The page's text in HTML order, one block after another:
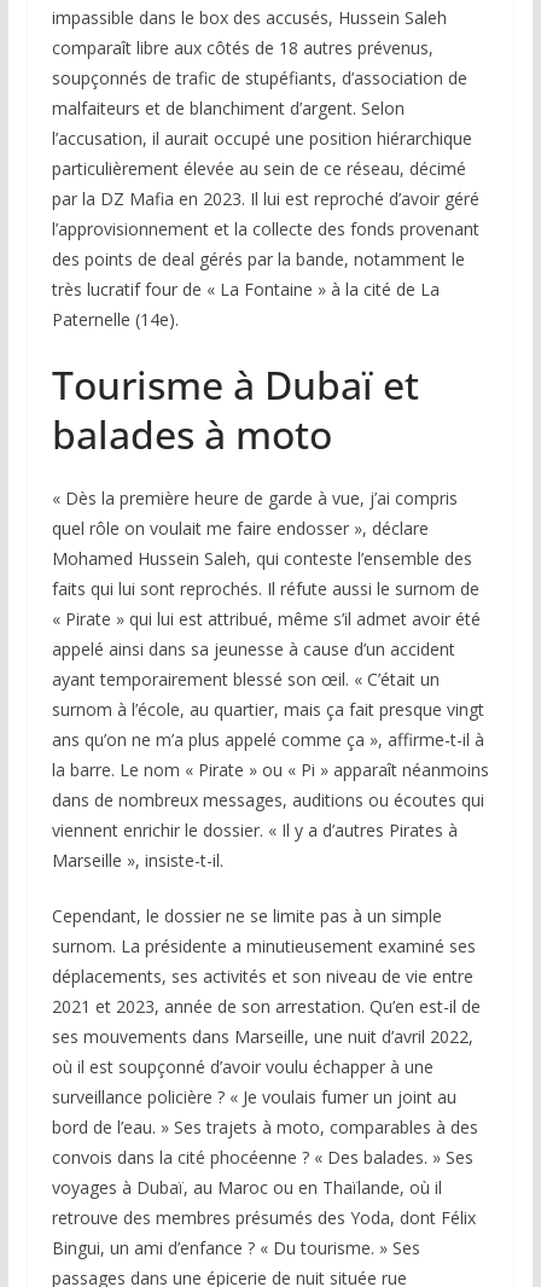
impassible dans le box des accusés, Hussein Saleh
comparaît libre aux côtés de 18 autres prévenus,
soupçonnés de trafic de stupéfiants, d’association de
malfaiteurs et de blanchiment d’argent. Selon
l’accusation, il aurait occupé une position hiérarchique
particulièrement élevée au sein de ce réseau, décimé
par la DZ Mafia en 2023. Il lui est reproché d’avoir géré
l’approvisionnement et la collecte des fonds provenant
des points de deal gérés par la bande, notamment le
très lucratif four de « La Fontaine » à la cité de La
Paternelle (14e).
Tourisme à Dubaï et
balades à moto
« Dès la première heure de garde à vue, j’ai compris
quel rôle on voulait me faire endosser », déclare
Mohamed Hussein Saleh, qui conteste l’ensemble des
faits qui lui sont reprochés. Il réfute aussi le surnom de
« Pirate » qui lui est attribué, même s’il admet avoir été
appelé ainsi dans sa jeunesse à cause d’un accident
ayant temporairement blessé son œil. « C’était un
surnom à l’école, au quartier, mais ça fait presque vingt
ans qu’on ne m’a plus appelé comme ça », affirme-t-il à
la barre. Le nom « Pirate » ou « Pi » apparaît néanmoins
dans de nombreux messages, auditions ou écoutes qui
viennent enrichir le dossier. « Il y a d’autres Pirates à
Marseille », insiste-t-il.
Cependant, le dossier ne se limite pas à un simple
surnom. La présidente a minutieusement examiné ses
déplacements, ses activités et son niveau de vie entre
2021 et 2023, année de son arrestation. Qu’en est-il de
ses mouvements dans Marseille, une nuit d’avril 2022,
où il est soupçonné d’avoir voulu échapper à une
surveillance policière ? « Je voulais fumer un joint au
bord de l’eau. » Ses trajets à moto, comparables à des
convois dans la cité phocéenne ? « Des balades. » Ses
voyages à Dubaï, au Maroc ou en Thaïlande, où il
retrouve des membres présumés des Yoda, dont Félix
Bingui, un ami d’enfance ? « Du tourisme. » Ses
passages dans une épicerie de nuit située rue